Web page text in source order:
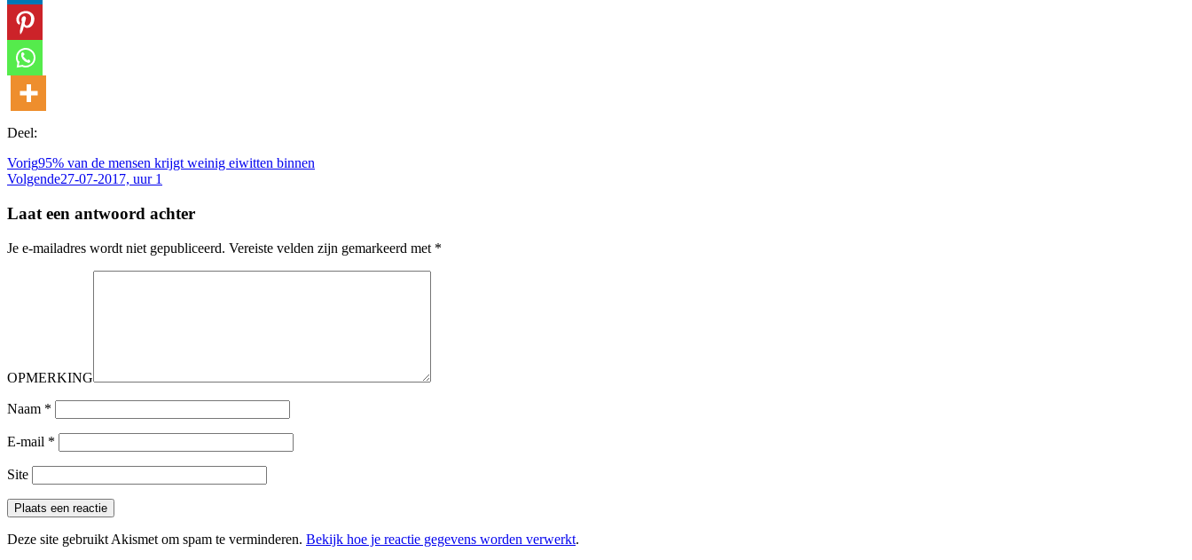
Deel:
Vorig95% van de mensen krijgt weinig eiwitten binnen
Volgende27-07-2017, uur 1
Laat een antwoord achter
Je e-mailadres wordt niet gepubliceerd. Vereiste velden zijn gemarkeerd met *
OPMERKING
Naam *
E-mail *
Site
Deze site gebruikt Akismet om spam te verminderen. Bekijk hoe je reactie gegevens worden verwerkt.